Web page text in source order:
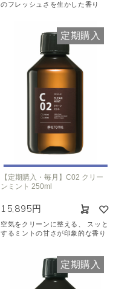
のフレッシュさを生かした香り
定期購入
【定期購入・毎月】C02 クリー
ンミント 250ml
15,895円
空気をクリーンに整える、 スッと
するミントの甘さが印象的な香り
定期購入